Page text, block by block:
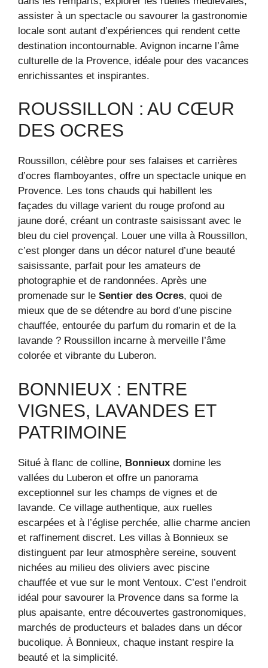
assister à un spectacle ou savourer la gastronomie
locale sont autant d’expériences qui rendent cette
destination incontournable. Avignon incarne l’âme
culturelle de la Provence, idéale pour des vacances
enrichissantes et inspirantes.
ROUSSILLON : AU CŒUR
DES OCRES
Roussillon, célèbre pour ses falaises et carrières
d’ocres flamboyantes, offre un spectacle unique en
Provence. Les tons chauds qui habillent les
façades du village varient du rouge profond au
jaune doré, créant un contraste saisissant avec le
bleu du ciel provençal. Louer une villa à Roussillon,
c’est plonger dans un décor naturel d’une beauté
saisissante, parfait pour les amateurs de
photographie et de randonnées. Après une
promenade sur le Sentier des Ocres, quoi de
mieux que de se détendre au bord d’une piscine
chauffée, entourée du parfum du romarin et de la
lavande ? Roussillon incarne à merveille l’âme
colorée et vibrante du Luberon.
BONNIEUX : ENTRE
VIGNES, LAVANDES ET
PATRIMOINE
Situé à flanc de colline, Bonnieux domine les
vallées du Luberon et offre un panorama
exceptionnel sur les champs de vignes et de
lavande. Ce village authentique, aux ruelles
escarpées et à l’église perchée, allie charme ancien
et raffinement discret. Les villas à Bonnieux se
distinguent par leur atmosphère sereine, souvent
nichées au milieu des oliviers avec piscine
chauffée et vue sur le mont Ventoux. C’est l’endroit
idéal pour savourer la Provence dans sa forme la
plus apaisante, entre découvertes gastronomiques,
marchés de producteurs et balades dans un décor
bucolique. À Bonnieux, chaque instant respire la
beauté et la simplicité.